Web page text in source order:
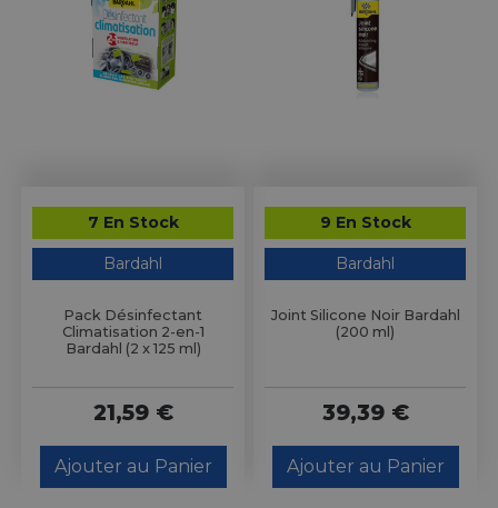
7 En Stock
Bardahl
Pack Désinfectant
Climatisation 2-en-1
Bardahl (2 x 125 ml)
21,59 €
Ajouter au Panier
9 En Stock
Bardahl
Joint Silicone Noir Bardahl
(200 ml)
39,39 €
Ajouter au Panier